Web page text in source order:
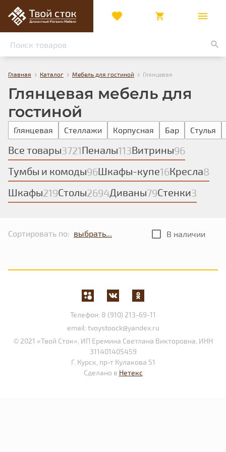
Главная › Каталог › Мебель для гостиной › Глянцевая
Глянцевая мебель для
гостиной
Глянцевая Стеллажи Корпусная Бар Стулья
Все товары3721Пеналы113Витрины96
Тумбы и комоды96Шкафы-купе16Кресла8
Шкафы219Столы2694Диваны79Стенки3
Сортировать по: В наличии
Телефон: 8 (910) 213-69-11
email: tvoystoock@yandex.ru
© 2021 «Твой Сток», ИП Еремина Светлана Викторовна, ИНН
311401405459
Г. Курск, пр-т Кулакова 51
Сделано в Нетекс